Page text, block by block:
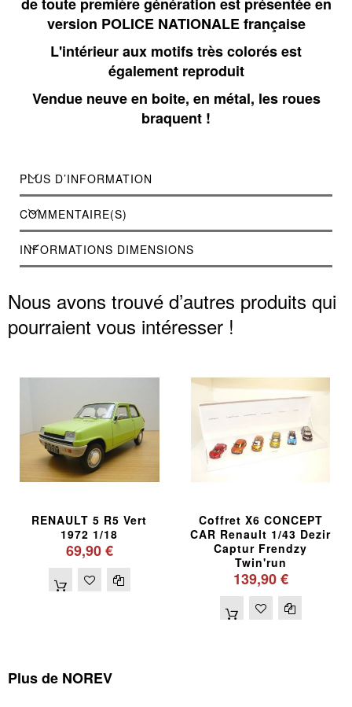
version POLICE NATIONALE française
L'intérieur aux motifs très colorés est
également reproduit
Vendue neuve en boite, en métal, les roues
braquent !
PLUS D’INFORMATION
COMMENTAIRE(S)
INFORMATIONS DIMENSIONS
Nous avons trouvé d’autres produits qui
pourraient vous intéresser !
RENAULT 5 R5 Vert
1972 1/18
69,90 €
Coffret X6 CONCEPT
CAR Renault 1/43 Dezir
Captur Frendzy
Twin'run
139,90 €
Plus de NOREV